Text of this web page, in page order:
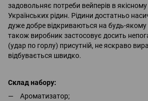
задовольняє потреби вейперів в якісному
Українських рідин. Рідини достатньо
дуже добре відкриваються на будь-якому
також виробник застосовує досить
(удар по горлу) присутній, не яскраво
відбувається швидко.
Склад набору:
Ароматизатор;